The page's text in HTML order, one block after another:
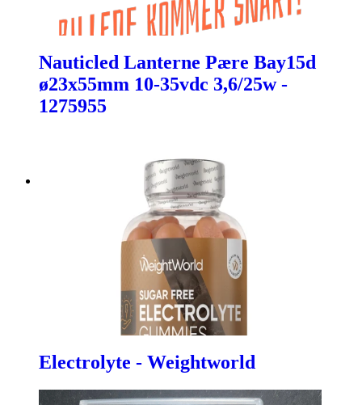
Nauticled Lanterne Pære Bay15d
ø23x55mm 10-35vdc 3,6/25w -
1275955
Electrolyte - Weightworld